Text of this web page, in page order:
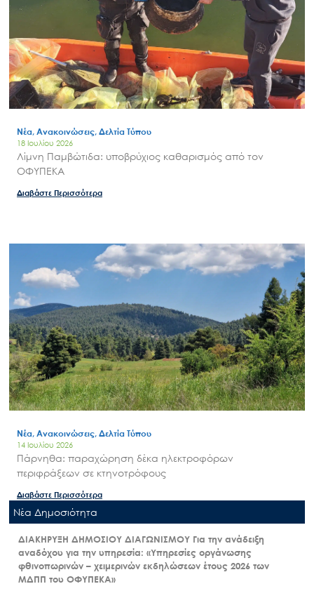
Νέα, Ανακοινώσεις, Δελτία Τύπου
18 Ιουλίου 2026
Λίμνη Παμβώτιδα: υποβρύχιος καθαρισμός από τον
ΟΦΥΠΕΚΑ
Διαβάστε Περισσότερα
Νέα, Ανακοινώσεις, Δελτία Τύπου
14 Ιουλίου 2026
Πάρνηθα: παραχώρηση δέκα ηλεκτροφόρων
περιφράξεων σε κτηνοτρόφους
Διαβάστε Περισσότερα
Nέα Δημοσιότητα
ΔΙΑΚΗΡΥΞΗ ΔΗΜΟΣΙΟΥ ΔΙΑΓΩΝΙΣΜΟΥ Για την ανάδειξη
αναδόχου για την υπηρεσία: «Υπηρεσίες οργάνωσης
φθινοπωρινών – χειμερινών εκδηλώσεων έτους 2026 των
ΜΔΠΠ του ΟΦΥΠΕΚΑ»